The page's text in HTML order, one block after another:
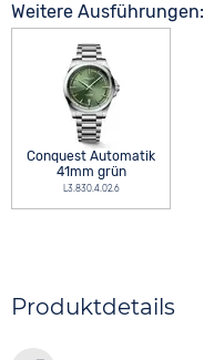
Weitere Ausführungen:
Conquest Automatik
41mm grün
L3.830.4.02.6
Produktdetails